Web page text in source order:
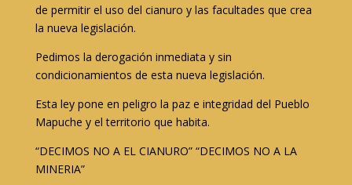
de permitir el uso del cianuro y las facultades que crea
la nueva legislación.
Pedimos la derogación inmediata y sin
condicionamientos de esta nueva legislación.
Esta ley pone en peligro la paz e integridad del Pueblo
Mapuche y el territorio que habita.
“DECIMOS NO A EL CIANURO” “DECIMOS NO A LA
MINERIA”